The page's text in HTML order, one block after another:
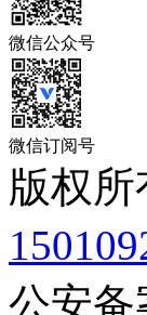
微信公众号
微信订阅号
版权
公安备